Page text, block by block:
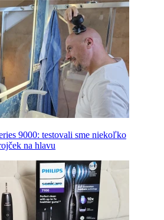
9000: testovali sme niekoľko
na hlavu